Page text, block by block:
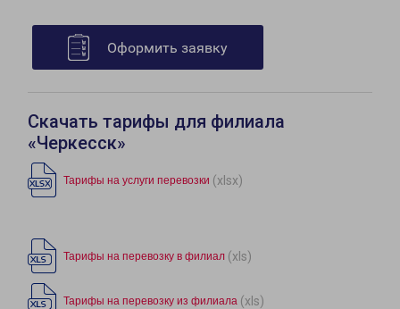
Оформить заявку
Скачать тарифы для филиала
«Черкесск»
Тарифы на услуги перевозки (xlsx)
Тарифы на перевозку в филиал (xls)
Тарифы на перевозку из филиала (xls)